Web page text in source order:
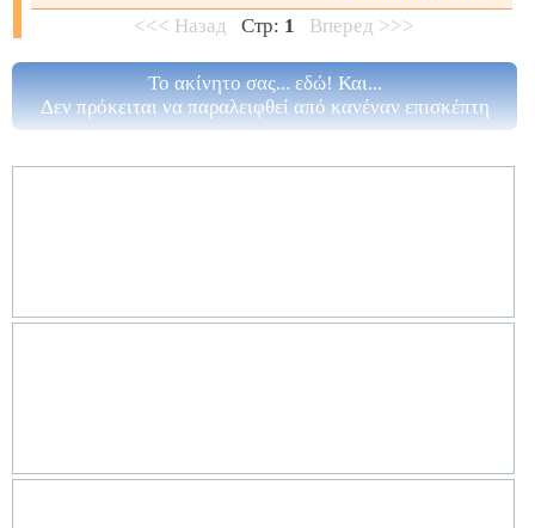
<<< Назад Стр: 1 Вперед >>>
Το ακίνητο σας... εδώ! Και...
Δεν πρόκειται να παραλειφθεί από κανέναν επισκέπτη